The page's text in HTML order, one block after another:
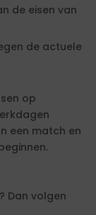
de eisen van
de actuele
op
een match en
Dan volgen